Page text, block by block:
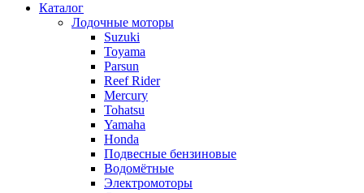
Каталог
Лодочные моторы
Suzuki
Toyama
Parsun
Reef Rider
Mercury
Tohatsu
Yamaha
Honda
Подвесные бензиновые
Водомётные
Электромоторы